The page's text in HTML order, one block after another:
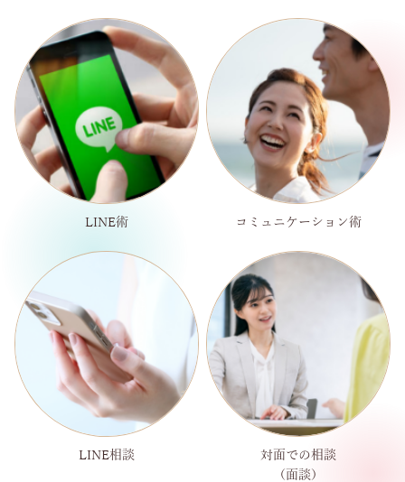
LINE術 コミュニケーション術
LINE相談
対面での相談
（面談）